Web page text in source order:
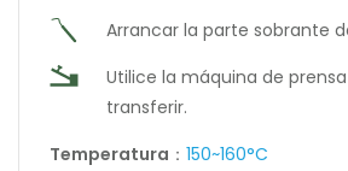
Arrancar la parte sobrante
Utilice la máquina de
transferir.
Temperatura ： 150~160°C